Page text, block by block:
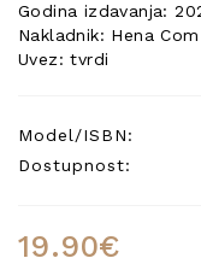
Godina izdavanja:
Nakladnik: Hena Com
Uvez: tvrdi
Model/ISBN:
Dostupnost:
19.90€